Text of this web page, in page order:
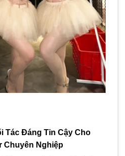
Tác Đáng Tin Cậy Cho
Chuyên Nghiệp